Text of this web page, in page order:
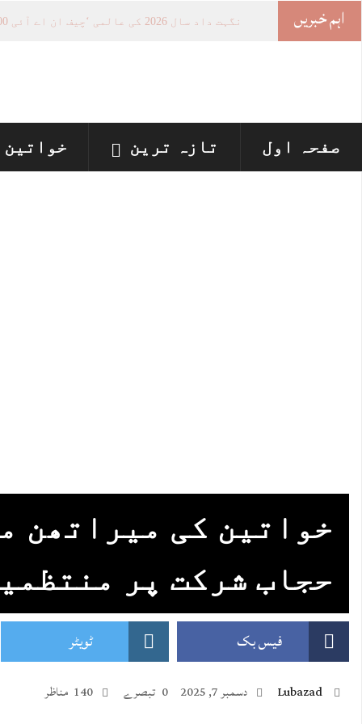
اہم خبریں خوات
صفحہ اول تازہ ترین خواتین
خواتین کی میراتھن
حجاب شرکت پر
فیس بک ٹویٹر
Lubazad دسمبر 7, 2025 0 تبصرے 140 مناظر